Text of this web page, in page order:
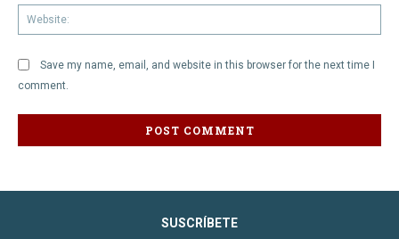
Save my name, email, and website in this browser for the next time I
comment.
SUSCRÍBETE